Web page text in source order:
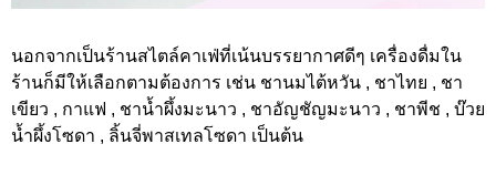
นอกจากเป็นร้านสไตล์คาเฟ่ที่เน้นบรรยากาศดีๆ เครื่องดื่มใน
ร้านก็มีให้เลือกตามต้องการ เช่น ชานมไต้หวัน , ชาไทย , ชา
เขียว , กาแฟ , ชาน้ำผึ้งมะนาว , ชาอัญชัญมะนาว , ชาพีช , บ๊วย
น้ำผึ้งโซดา , ลิ้นจี่พาสเทลโซดา เป็นต้น